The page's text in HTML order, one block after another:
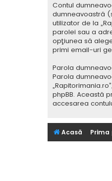
Contul
dumneavoastră
utilizator de la
parolei sau a
opţiunea să
primi email-uri
Parola
Parola
phpBB. Această
accesarea
Acasă Prima